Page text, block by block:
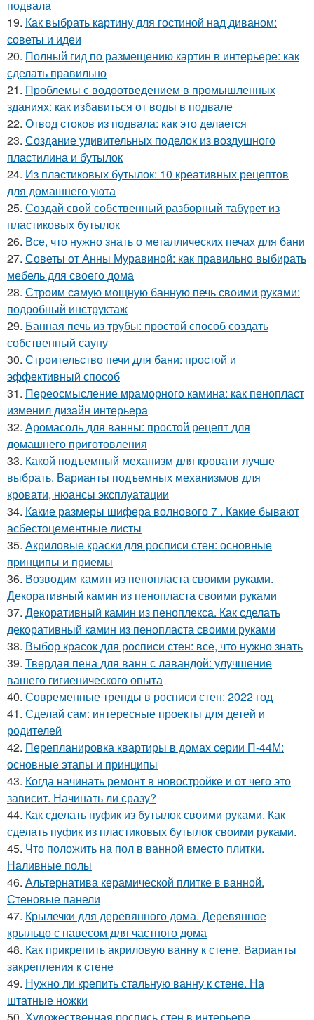
подвала
19. Как выбрать картину для гостиной над диваном:
советы и идеи
20. Полный гид по размещению картин в интерьере: как
сделать правильно
21. Проблемы с водоотведением в промышленных
зданиях: как избавиться от воды в подвале
22. Отвод стоков из подвала: как это делается
23. Создание удивительных поделок из воздушного
пластилина и бутылок
24. Из пластиковых бутылок: 10 креативных рецептов
для домашнего уюта
25. Создай свой собственный разборный табурет из
пластиковых бутылок
26. Все, что нужно знать о металлических печах для бани
27. Советы от Анны Муравиной: как правильно выбирать
мебель для своего дома
28. Строим самую мощную банную печь своими руками:
подробный инструктаж
29. Банная печь из трубы: простой способ создать
собственный сауну
30. Строительство печи для бани: простой и
эффективный способ
31. Переосмысление мраморного камина: как пенопласт
изменил дизайн интерьера
32. Аромасоль для ванны: простой рецепт для
домашнего приготовления
33. Какой подъемный механизм для кровати лучше
выбрать. Варианты подъемных механизмов для
кровати, нюансы эксплуатации
34. Какие размеры шифера волнового 7 . Какие бывают
асбестоцементные листы
35. Акриловые краски для росписи стен: основные
принципы и приемы
36. Возводим камин из пенопласта своими руками.
Декоративный камин из пенопласта своими руками
37. Декоративный камин из пеноплекса. Как сделать
декоративный камин из пенопласта своими руками
38. Выбор красок для росписи стен: все, что нужно знать
39. Твердая пена для ванн с лавандой: улучшение
вашего гигиенического опыта
40. Современные тренды в росписи стен: 2022 год
41. Сделай сам: интересные проекты для детей и
родителей
42. Перепланировка квартиры в домах серии П-44М:
основные этапы и принципы
43. Когда начинать ремонт в новостройке и от чего это
зависит. Начинать ли сразу?
44. Как сделать пуфик из бутылок своими руками. Как
сделать пуфик из пластиковых бутылок своими руками.
45. Что положить на пол в ванной вместо плитки.
Наливные полы
46. Альтернатива керамической плитке в ванной.
Стеновые панели
47. Крылечки для деревянного дома. Деревянное
крыльцо с навесом для частного дома
48. Как прикрепить акриловую ванну к стене. Варианты
закрепления к стене
49. Нужно ли крепить стальную ванну к стене. На
штатные ножки